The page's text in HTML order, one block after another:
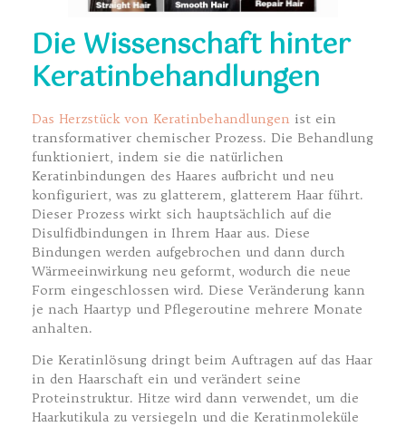
Die Wissenschaft hinter
Keratinbehandlungen
Das Herzstück von Keratinbehandlungen ist ein
transformativer chemischer Prozess. Die Behandlung
funktioniert, indem sie die natürlichen
Keratinbindungen des Haares aufbricht und neu
konfiguriert, was zu glatterem, glatterem Haar führt.
Dieser Prozess wirkt sich hauptsächlich auf die
Disulfidbindungen in Ihrem Haar aus. Diese
Bindungen werden aufgebrochen und dann durch
Wärmeeinwirkung neu geformt, wodurch die neue
Form eingeschlossen wird. Diese Veränderung kann
je nach Haartyp und Pflegeroutine mehrere Monate
anhalten.
Die Keratinlösung dringt beim Auftragen auf das Haar
in den Haarschaft ein und verändert seine
Proteinstruktur. Hitze wird dann verwendet, um die
Haarkutikula zu versiegeln und die Keratinmoleküle